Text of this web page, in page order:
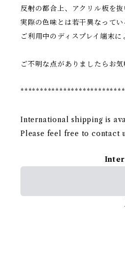
反射の都合上、アクリル板を抜
実際の色味とは若干異なって
ご利用中のディスプレイ端末
ご不明な点がありましたらお
International shipping is
Please feel free to contact